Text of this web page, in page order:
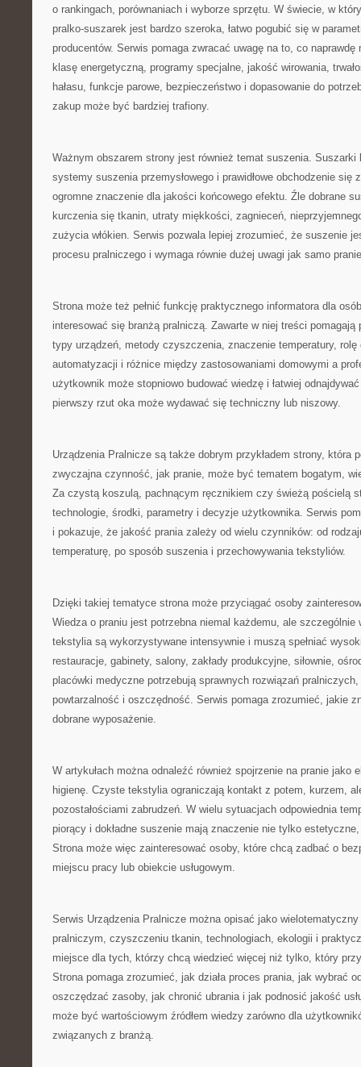
o rankingach, porównaniach i wyborze sprzętu. W świecie, w
pralko-suszarek jest bardzo szeroka, łatwo pogubić się w
producentów. Serwis pomaga zwracać uwagę na to, co
klasę energetyczną, programy specjalne, jakość wirowania,
hałasu, funkcje parowe, bezpieczeństwo i dopasowanie do
zakup może być bardziej trafiony.
Ważnym obszarem strony jest również temat suszenia. Suszarki
systemy suszenia przemysłowego i prawidłowe obchodzenie
ogromne znaczenie dla jakości końcowego efektu. Źle dobrane
kurczenia się tkanin, utraty miękkości, zagnieceń,
zużycia włókien. Serwis pozwala lepiej zrozumieć, że suszenie
procesu pralniczego i wymaga równie dużej uwagi jak samo
Strona może też pełnić funkcję praktycznego informatora dla
interesować się branżą pralniczą. Zawarte w niej treści pomagają
typy urządzeń, metody czyszczenia, znaczenie temperatury, rolę
automatyzacji i różnice między zastosowaniami domowymi a
użytkownik może stopniowo budować wiedzę i łatwiej
pierwszy rzut oka może wydawać się techniczny lub niszowy.
Urządzenia Pralnicze są także dobrym przykładem strony, która
zwyczajna czynność, jak pranie, może być tematem bogatym,
Za czystą koszulą, pachnącym ręcznikiem czy świeżą pościelą
technologie, środki, parametry i decyzje użytkownika. Serwis
i pokazuje, że jakość prania zależy od wielu czynników: od
temperaturę, po sposób suszenia i przechowywania tekstyliów.
Dzięki takiej tematyce strona może przyciągać osoby
Wiedza o praniu jest potrzebna niemal każdemu, ale
tekstylia są wykorzystywane intensywnie i muszą spełniać
restauracje, gabinety, salony, zakłady produkcyjne, siłownie,
placówki medyczne potrzebują sprawnych rozwiązań
powtarzalność i oszczędność. Serwis pomaga zrozumieć, jakie
dobrane wyposażenie.
W artykułach można odnaleźć również spojrzenie na pranie jako
higienę. Czyste tekstylia ograniczają kontakt z potem, kurzem,
pozostałościami zabrudzeń. W wielu sytuacjach odpowiednia
piorący i dokładne suszenie mają znaczenie nie tylko
Strona może więc zainteresować osoby, które chcą zadbać o
miejscu pracy lub obiekcie usługowym.
Serwis Urządzenia Pralnicze można opisać jako
pralniczym, czyszczeniu tkanin, technologiach, ekologii i
miejsce dla tych, którzy chcą wiedzieć więcej niż tylko, który
Strona pomaga zrozumieć, jak działa proces prania, jak wybrać
oszczędzać zasoby, jak chronić ubrania i jak podnosić jakość
może być wartościowym źródłem wiedzy zarówno dla
związanych z branżą.